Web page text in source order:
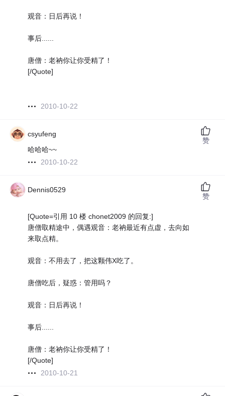
观音：日后再说！
事后......
唐僧：老衲你让你受精了！
[/Quote]
2010-10-22
csyufeng
哈哈哈~~
2010-10-22
赞
Dennis0529
[Quote=引用 10 楼 chonet2009 的回复:]
唐僧取精途中，偶遇观音：老衲最近有点虚，去向如
来取点精。
观音：不用去了，把这颗伟X吃了。
唐僧吃后，疑惑：管用吗？
观音：日后再说！
事后......
唐僧：老衲你让你受精了！
[/Quote]
2010-10-21
赞